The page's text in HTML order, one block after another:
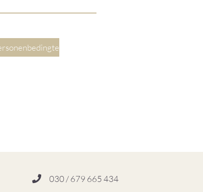
030 / 679 665 434